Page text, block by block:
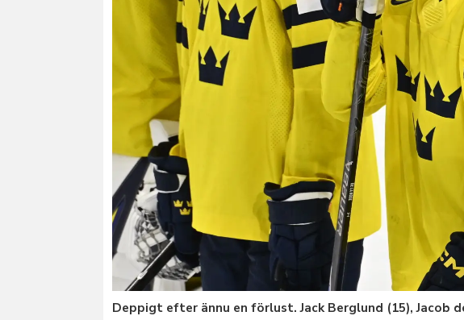
Deppigt efter ännu en förlust. Jack Berglund (15), Jacob